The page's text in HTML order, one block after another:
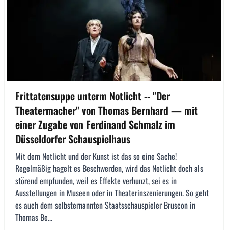
Frittatensuppe unterm Notlicht -- "Der
Theatermacher" von Thomas Bernhard — mit
einer Zugabe von Ferdinand Schmalz im
Düsseldorfer Schauspielhaus
Mit dem Notlicht und der Kunst ist das so eine Sache!
Regelmäßig hagelt es Beschwerden, wird das Notlicht doch als
störend empfunden, weil es Effekte verhunzt, sei es in
Ausstellungen in Museen oder in Theaterinszenierungen. So geht
es auch dem selbsternannten Staatsschauspieler Bruscon in
Thomas Be...